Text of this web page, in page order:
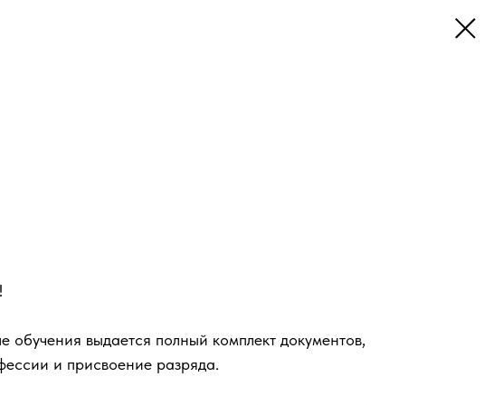
выдается полный комплект документов,
и присвоение разряда.